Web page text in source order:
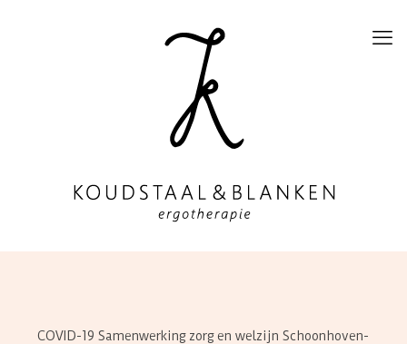
COVID-19 Samenwerking zorg en welzijn Schoonhoven-